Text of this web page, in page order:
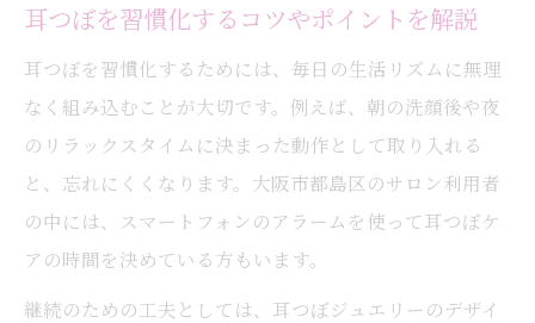
耳つぼを習慣化するコツやポイントを解説
耳つぼを習慣化するためには、毎日の生活リズムに無理
なく組み込むことが大切です。例えば、朝の洗顔後や夜
のリラックスタイムに決まった動作として取り入れる
と、忘れにくくなります。大阪市都島区のサロン利用者
の中には、スマートフォンのアラームを使って耳つぼケ
アの時間を決めている方もいます。
継続のための工夫としては、耳つぼジュエリーのデザイ